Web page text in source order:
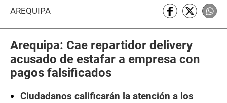
AREQUIPA
Arequipa: Cae repartidor delivery
acusado de estafar a empresa con
pagos falsificados
Ciudadanos calificarán la atención a los